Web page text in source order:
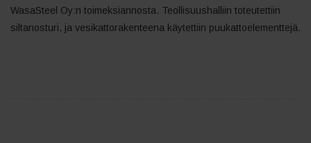
WasaSteel Oy:n toimeksiannosta. Teollisuushalliin toteutettiin
siltanosturi, ja vesikattorakenteena käytettiin puukattoelementtejä.